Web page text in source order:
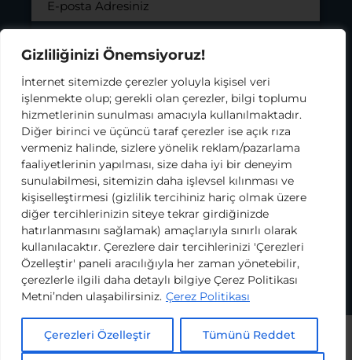
Gizliliğinizi Önemsiyoruz!
İnternet sitemizde çerezler yoluyla kişisel veri
işlenmekte olup; gerekli olan çerezler, bilgi toplumu
hizmetlerinin sunulması amacıyla kullanılmaktadır.
Diğer birinci ve üçüncü taraf çerezler ise açık rıza
vermeniz halinde, sizlere yönelik reklam/pazarlama
faaliyetlerinin yapılması, size daha iyi bir deneyim
sunulabilmesi, sitemizin daha işlevsel kılınması ve
kişiselleştirmesi (gizlilik tercihiniz hariç olmak üzere
diğer tercihlerinizin siteye tekrar girdiğinizde
hatırlanmasını sağlamak) amaçlarıyla sınırlı olarak
kullanılacaktır. Çerezlere dair tercihlerinizi 'Çerezleri
Özelleştir' paneli aracılığıyla her zaman yönetebilir,
çerezlerle ilgili daha detaylı bilgiye Çerez Politikası
Metni’nden ulaşabilirsiniz. Çerez Politikası
Çerezleri Özelleştir Tümünü Reddet
gönderilmesini ve kişisel verilerimin
KODA’nın süreçte destek aldığı iş ortakları ve
tedarikçileriyle paylaşılmasını onaylıyorum.
Kullanım Koşulları ve Gizlilik Politikası
Çerez Politikası
KVKK
2026 Köy Okulları Değişim Ağı